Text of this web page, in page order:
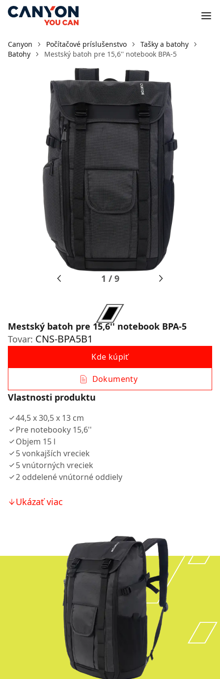
Canyon Počítačové príslušenstvo
Tašky a batohy
Batohy
Mestský batoh pre 15,6'' notebook BPA-5
1 /9
Mestský batoh pre 15,6'' notebook BPA-5
Tovar: CNS-BPA5B1
Kde kúpiť
Dokumenty
Vlastnosti produktu
44,5 x 30,5 x 13 cm
Pre notebooky 15,6''
Objem 15 l
5 vonkajších vreciek
5 vnútorných vreciek
2 oddelené vnútorné oddiely
Ukázať viac